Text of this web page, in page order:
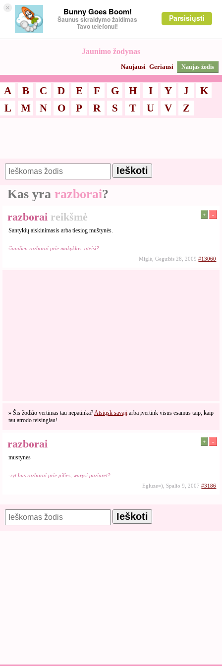
× Bunny Goes Boom!
Šaunus skraidymo žaidimas
Tavo telefonui!
Parsisiųsti
Jaunimo žodynas
Naujausi Geriausi Naujas žodis
A B C D E F G H I Y J
K
L
M N O P R S T U V Z
Kas yra razborai?
razborai reikšmė + -
Santykių aiskinimasis arba tiesiog muštynės.
šiandien razborai prie mokyklos. ateisi?
Miglė, Gegužės 28, 2009#13060
» Šis žodžio vertimas tau nepatinka?Atsiųsk savajį arba įvertink visus esamus taip, kaip
tau atrodo teisingiau!
razborai + -
mustynes
-ryt bus razborai prie pilies, warysi paziuret?
Egluze=), Spalio 9, 2007#3186